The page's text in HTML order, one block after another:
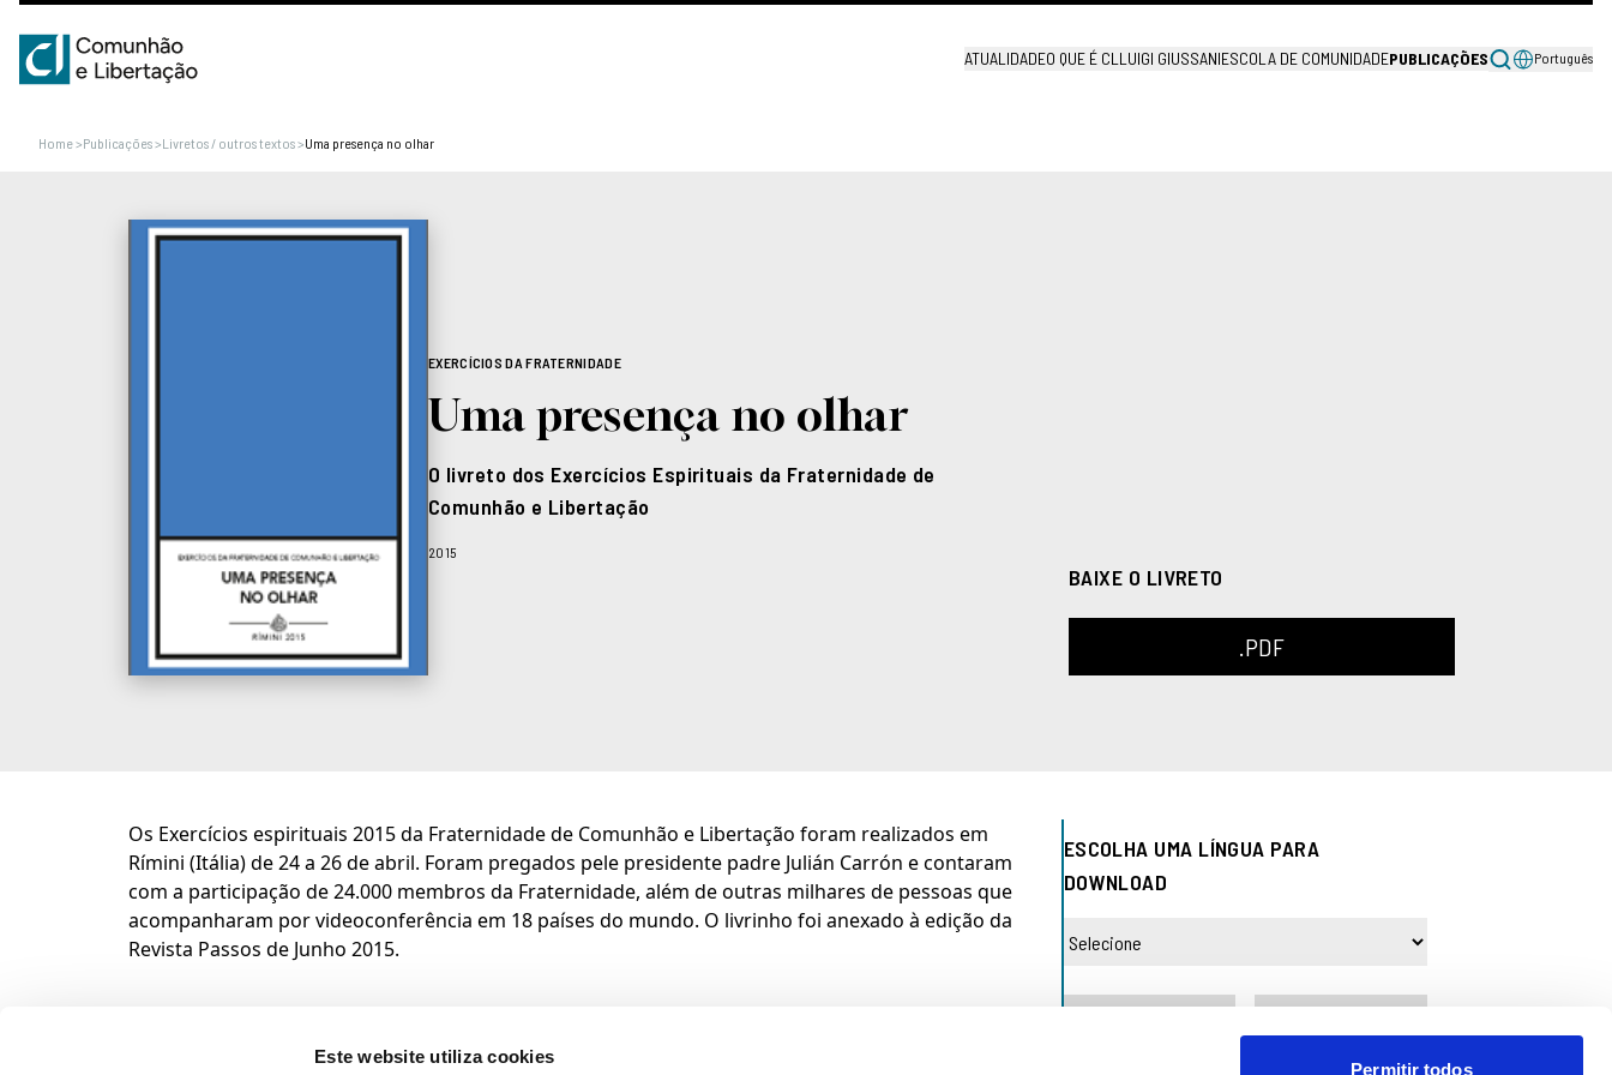
Este website utiliza cookies
Permitir todos
ATUALIDADEO QUE É CL LUIGI GIUSSANIESCOLA DE COMUNIDADEPUBLICAÇÕES Português
Home>Publicações>Livretos / outros textos>Uma presença no olhar
EXERCÍCIOS DA FRATERNIDADE
Uma presença no olhar
O livreto dos Exercícios Espirituais da Fraternidade de
Comunhão e Libertação
2015
BAIXE O LIVRETO
.PDF
Os Exercícios espirituais 2015 da Fraternidade de Comunhão e Libertação foram realizados em
Rímini (Itália) de 24 a 26 de abril. Foram pregados pele presidente padre Julián Carrón e contaram
com a participação de 24.000 membros da Fraternidade, além de outras milhares de pessoas que
acompanharam por videoconferência em 18 países do mundo. O livrinho foi anexado à edição da
Revista Passos de Junho 2015.
ESCOLHA UMA LÍNGUA PARA
DOWNLOAD